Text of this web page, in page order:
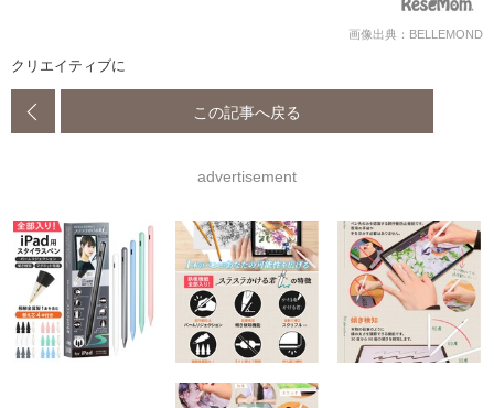
画像出典：BELLEMOND
クリエイティブに
この記事へ戻る
advertisement